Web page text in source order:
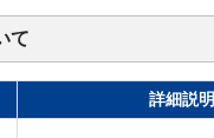
て
詳細説明